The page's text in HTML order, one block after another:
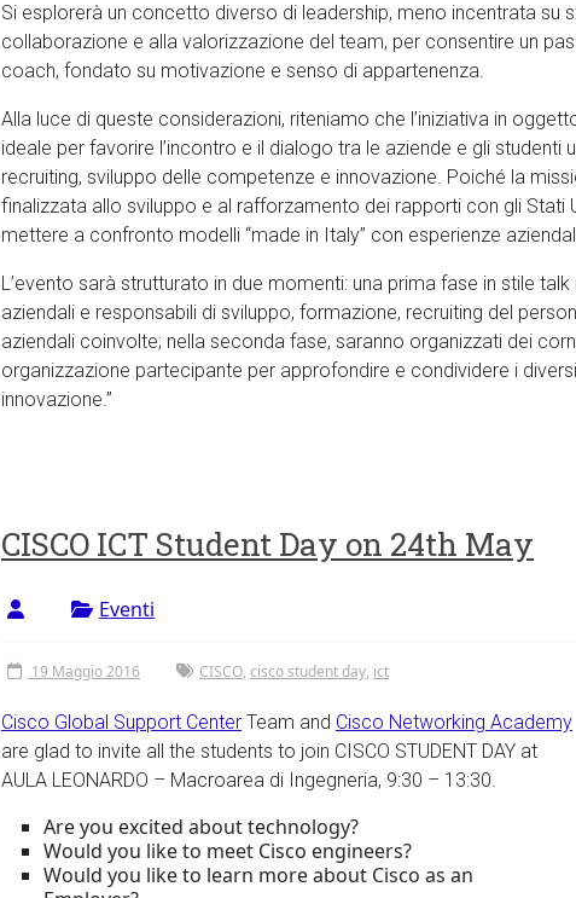
Si esplorerà un concetto diverso di leadership, meno incentrata su
collaborazione e alla valorizzazione del team, per consentire un
coach, fondato su motivazione e senso di appartenenza.
Alla luce di queste considerazioni, riteniamo che l’iniziativa in
ideale per favorire l’incontro e il dialogo tra le aziende e gli studenti
recruiting, sviluppo delle competenze e innovazione. Poiché la
finalizzata allo sviluppo e al rafforzamento dei rapporti con gli Stati
mettere a confronto modelli “made in Italy” con esperienze
L’evento sarà strutturato in due momenti: una prima fase in stile
aziendali e responsabili di sviluppo, formazione, recruiting del
aziendali coinvolte; nella seconda fase, saranno organizzati dei
organizzazione partecipante per approfondire e condividere i
innovazione.”
CISCO ICT Student Day on 24th May
Eventi
19 Maggio 2016 CISCO, cisco student day, ict
Cisco Global Support Center Team and Cisco Networking Academy
are glad to invite all the students to join CISCO STUDENT DAY at
AULA LEONARDO – Macroarea di Ingegneria, 9:30 – 13:30.
Are you excited about technology?
Would you like to meet Cisco engineers?
Would you like to learn more about Cisco as an